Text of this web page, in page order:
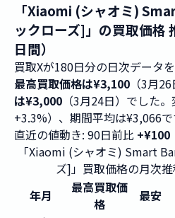
「Xiaomi (シャオミ)
ックローズ]」の買取価格
日間）
買取Xが180日分の日次データ
最高買取価格は¥3,100 （3月
は¥3,000 （3月24日）でした
+3.3%）、期間平均は¥3,066で
直近の値動き: 90日前比 +¥100
「Xiaomi (シャオミ) Smart
ズ]」買取価格の月次推
年月
最高買取価
格
最安